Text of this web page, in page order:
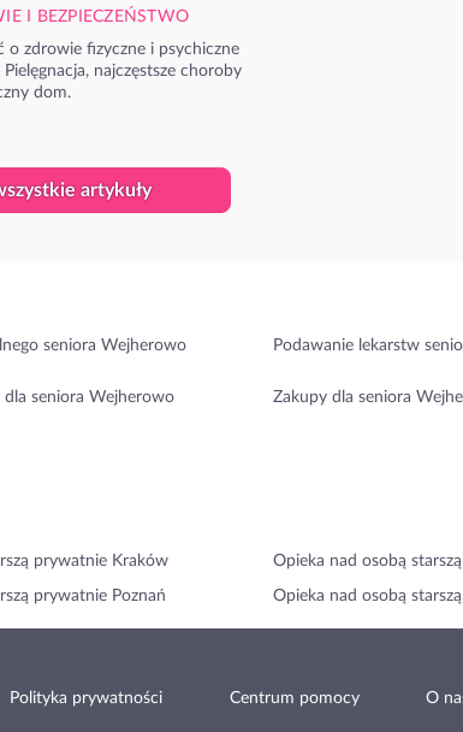
I BEZPIECZEŃSTWO
o zdrowie fizyczne i psychiczne
Pielęgnacja, najczęstsze choroby
dom.
artykuły
seniora Wejherowo Podawanie lekarstw
seniora Wejherowo Zakupy dla seniora
prywatnie Kraków Opieka nad osobą
prywatnie Poznań Opieka nad osobą
Polityka prywatności Centrum pomocy O